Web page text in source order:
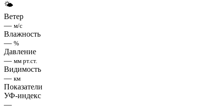
🌤
Ветер
— м/с
Влажность
— %
Давление
— мм рт.ст.
Видимость
— км
Показатели
УФ-индекс
—